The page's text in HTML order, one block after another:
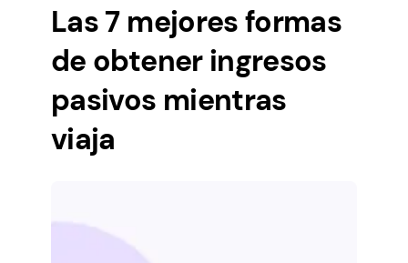
Las 7 mejores formas
de obtener ingresos
pasivos mientras
viaja